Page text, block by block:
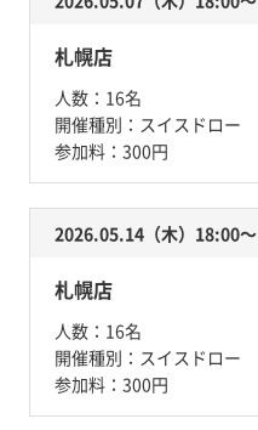
札幌店
人数： 16名
開催種別： スイスドロー
参加料： 300円
2026.05.14（木）18:00〜
札幌店
人数： 16名
開催種別： スイスドロー
参加料： 300円